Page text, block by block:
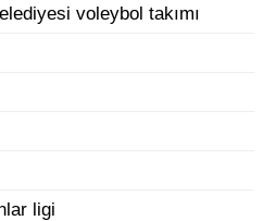
voleybol takımı
ligi